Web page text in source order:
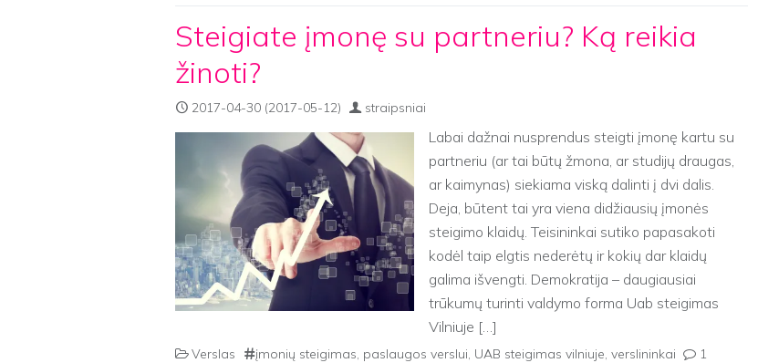
Steigiate įmonę su partneriu? Ką reikia
žinoti?
2017-04-30 (2017-05-12) straipsniai
Labai dažnai nusprendus steigti įmonę kartu su
partneriu (ar tai būtų žmona, ar studijų draugas,
ar kaimynas) siekiama viską dalinti į dvi dalis.
Deja, būtent tai yra viena didžiausių įmonės
steigimo klaidų. Teisininkai sutiko papasakoti
kodėl taip elgtis nederėtų ir kokių dar klaidų
galima išvengti. Demokratija – daugiausiai
trūkumų turinti valdymo forma Uab steigimas
Vilniuje […]
Verslas įmonių steigimas, paslaugos verslui, UAB steigimas vilniuje, verslininkai
1